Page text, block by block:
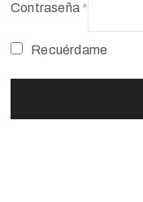
Contraseña *
Recuérdame